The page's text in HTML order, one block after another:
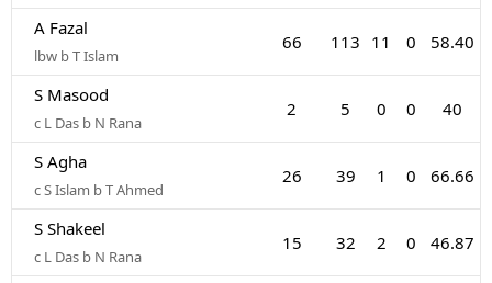
A Fazal
lbw b T Islam
66 113 11 0 58.40
S Masood
c L Das b N Rana
2 5 0 0 40
S Agha
c S Islam b T Ahmed
26 39 1 0 66.66
S Shakeel
c L Das b N Rana
15 32 2 0 46.87